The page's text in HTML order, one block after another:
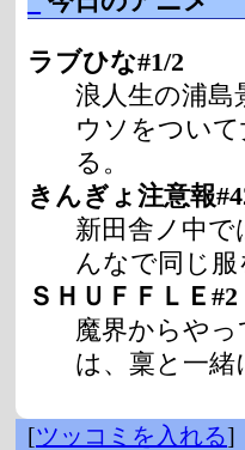
ラブひな#1/2
浪人生の浦島
ウソをつい
る。
きんぎょ注意報
新田舎ノ中で
んなで同じ服
ＳＨＵＦＦＬＥ#2
魔界からや
は、稟と一緒
[ツッコミを入れる]